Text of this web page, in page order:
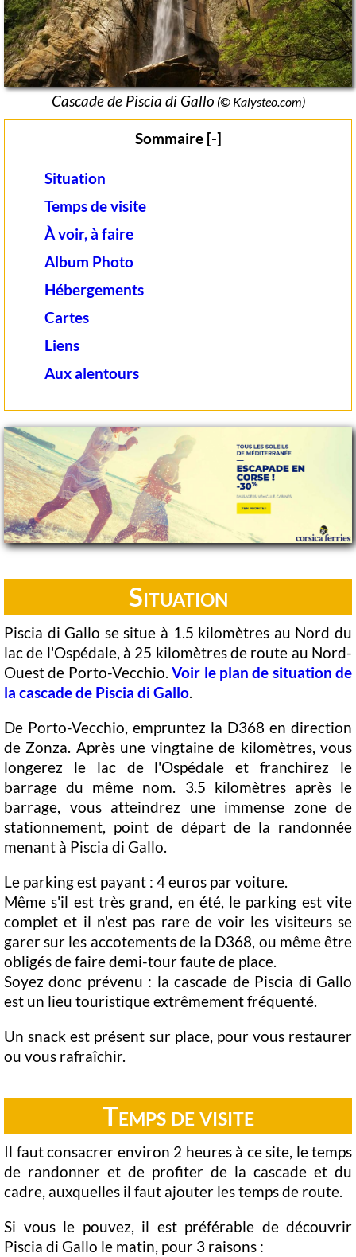
Cascade de Piscia di Gallo (© Kalysteo.com)
Sommaire [-]
Situation
Temps de visite
À voir, à faire
Album Photo
Hébergements
Cartes
Liens
Aux alentours
Situation
Piscia di Gallo se situe à 1.5 kilomètres au Nord du
lac de l'Ospédale, à 25 kilomètres de route au Nord-
Ouest de Porto-Vecchio.Voir le plan de situation de
la cascade de Piscia di Gallo
De Porto-Vecchio, empruntez la D368 en direction
de Zonza. Après une vingtaine de kilomètres, vous
longerez le lac de l'Ospédale et franchirez le
barrage du même nom. 3.5 kilomètres après le
barrage, vous atteindrez une immense zone de
stationnement, point de départ de la randonnée
menant à Piscia di Gallo.
Le parking est payant : 4 euros par voiture.
Même s'il est très grand, en été, le parking est vite
complet et il n'est pas rare de voir les visiteurs se
garer sur les accotements de la D368, ou même être
obligés de faire demi-tour faute de place.
Soyez donc prévenu : la cascade de Piscia di Gallo
est un lieu touristique extrêmement fréquenté.
Un snack est présent sur place, pour vous restaurer
ou vous rafraîchir.
Temps de visite
Il faut consacrer environ 2 heures à ce site, le temps
de randonner et de profiter de la cascade et du
cadre, auxquelles il faut ajouter les temps de route.
Si vous le pouvez, il est préférable de découvrir
Piscia di Gallo le matin, pour 3 raisons :